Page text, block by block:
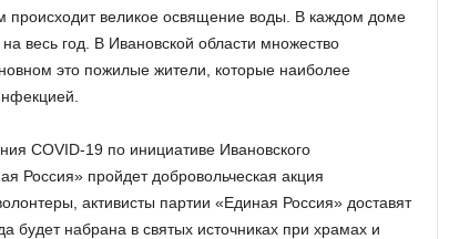
происходит великое освящение воды. В каждом доме
весь год. В Ивановской области множество
это пожилые жители, которые наиболее
COVID-19 по инициативе Ивановского
Россия» пройдет добровольческая акция
активисты партии «Единая Россия» доставят
будет набрана в святых источниках при храмах и